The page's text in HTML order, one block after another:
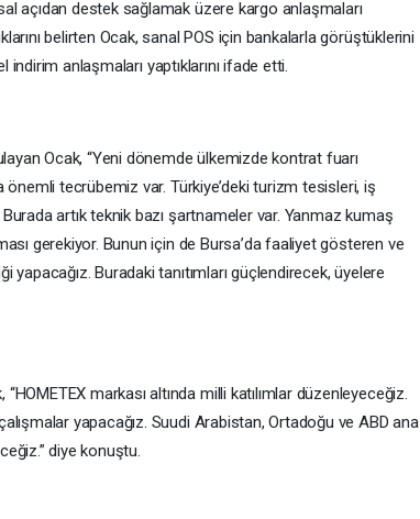
açıdan destek sağlamak üzere kargo anlaşmaları
belirten Ocak, sanal POS için bankalarla görüştüklerini
anlaşmaları yaptıklarını ifade etti.
Ocak, “Yeni dönemde ülkemizde kontrat fuarı
tecrübemiz var. Türkiye’deki turizm tesisleri, iş
artık teknik bazı şartnameler var. Yanmaz kumaş
gerekiyor. Bunun için de Bursa’da faaliyet gösteren ve
Buradaki tanıtımları güçlendirecek, üyelere
markası altında milli katılımlar düzenleyeceğiz.
yapacağız. Suudi Arabistan, Ortadoğu ve ABD ana
diye konuştu.